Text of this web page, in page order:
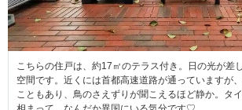
こちらの住戸は、約17㎡のテラス付き。日の光が差
空間です。近くには首都高速道路が通っていますが
こともあり、鳥のさえずりが聞こえるほど静か。タ